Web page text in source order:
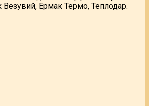
Ермак Термо, Теплодар.